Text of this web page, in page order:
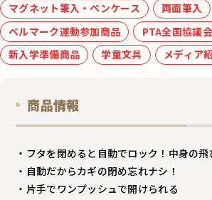
マグネット筆入・ペンケース
両面筆入
ベルマーク運動参加商品
PTA全国協議
新入学準備商品
学童文具 メディア
商品情報
・フタを閉めると自動でロック！中身の
・自動だからカギの閉め忘れナシ！
・片手でワンプッシュで開けられる